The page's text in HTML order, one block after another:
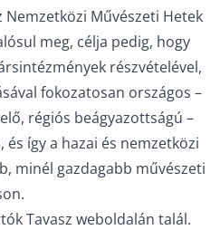
Nemzetközi Művészeti Hetek
meg, célja pedig, hogy
részvételével,
fokozatosan országos –
régiós beágyazottságú –
így a hazai és nemzetközi
minél gazdagabb művészeti
Tavasz weboldalán talál.